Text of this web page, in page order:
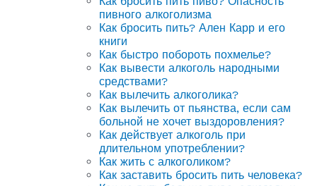
пивного алкоголизма
Как бросить пить? Ален Карр и его
книги
Как быстро побороть похмелье?
Как вывести алкоголь народными
средствами?
Как вылечить алкоголика?
Как вылечить от пьянства, если сам
больной не хочет выздоровления?
Как действует алкоголь при
длительном употреблении?
Как жить с алкоголиком?
Как заставить бросить пить человека?